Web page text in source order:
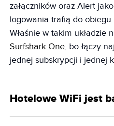
załączników oraz Alert
logowania trafią do obiegu
Właśnie w takim układzie
Surfshark One, bo łączy
jednej subskrypcji i jednej
Hotelowe WiFi jest